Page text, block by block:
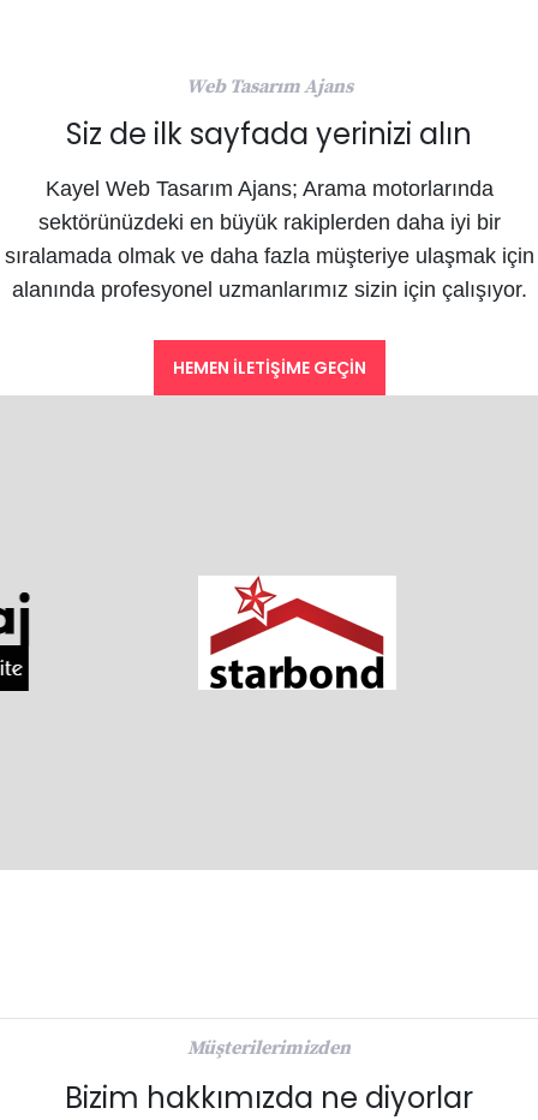
Web Tasarım Ajans
Siz de ilk sayfada yerinizi alın
Kayel Web Tasarım Ajans; Arama motorlarında
sektörünüzdeki en büyük rakiplerden daha iyi bir
sıralamada olmak ve daha fazla müşteriye ulaşmak için
alanında profesyonel uzmanlarımız sizin için çalışıyor.
HEMEN İLETIŞIME GEÇIN
Müşterilerimizden
Bizim hakkımızda ne diyorlar